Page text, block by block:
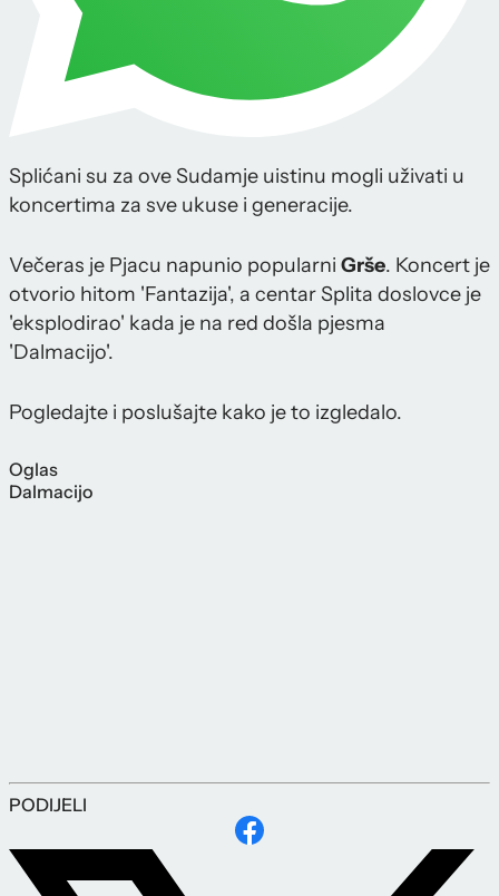
Splićani su za ove Sudamje uistinu mogli uživati u
koncertima za sve ukuse i generacije.
Večeras je Pjacu napunio popularni Grše. Koncert je
otvorio hitom 'Fantazija', a centar Splita doslovce je
'eksplodirao' kada je na red došla pjesma
'Dalmacijo'.
Pogledajte i poslušajte kako je to izgledalo.
Oglas
Dalmacijo
PODIJELI